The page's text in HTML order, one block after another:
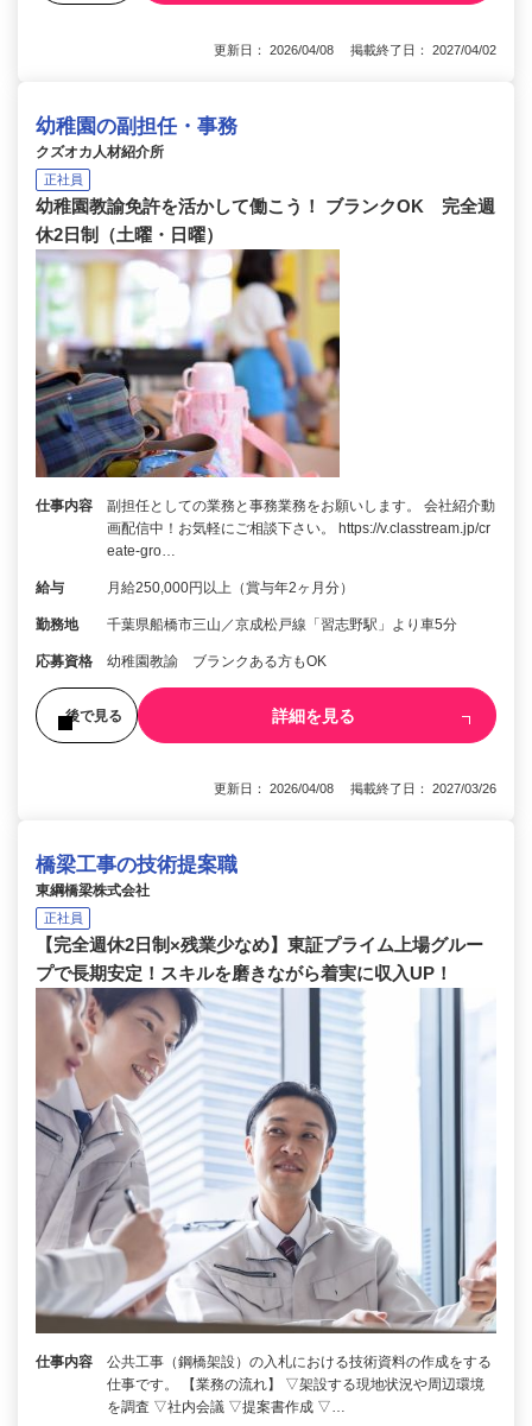
更新日： 2026/04/08 掲載終了日： 2027/04/02
幼稚園の副担任・事務
クズオカ人材紹介所
正社員
幼稚園教諭免許を活かして働こう！ ブランクOK 完全週
休2日制（土曜・日曜）
仕事内容
副担任としての業務と事務業務をお願いします。 会社紹介動
画配信中！お気軽にご相談下さい。 https://v.classtream.jp/cr
eate-gro…
給与 月給250,000円以上（賞与年2ヶ月分）
勤務地 千葉県船橋市三山／京成松戸線「習志野駅」より車5分
応募資格 幼稚園教諭 ブランクある方もOK
後で見る 詳細を見る
更新日： 2026/04/08 掲載終了日： 2027/03/26
橋梁工事の技術提案職
東綱橋梁株式会社
正社員
【完全週休2日制×残業少なめ】東証プライム上場グルー
プで長期安定！スキルを磨きながら着実に収入UP！
仕事内容
公共工事（鋼橋架設）の入札における技術資料の作成をする
仕事です。 【業務の流れ】 ▽架設する現地状況や周辺環境
を調査 ▽社内会議 ▽提案書作成 ▽…